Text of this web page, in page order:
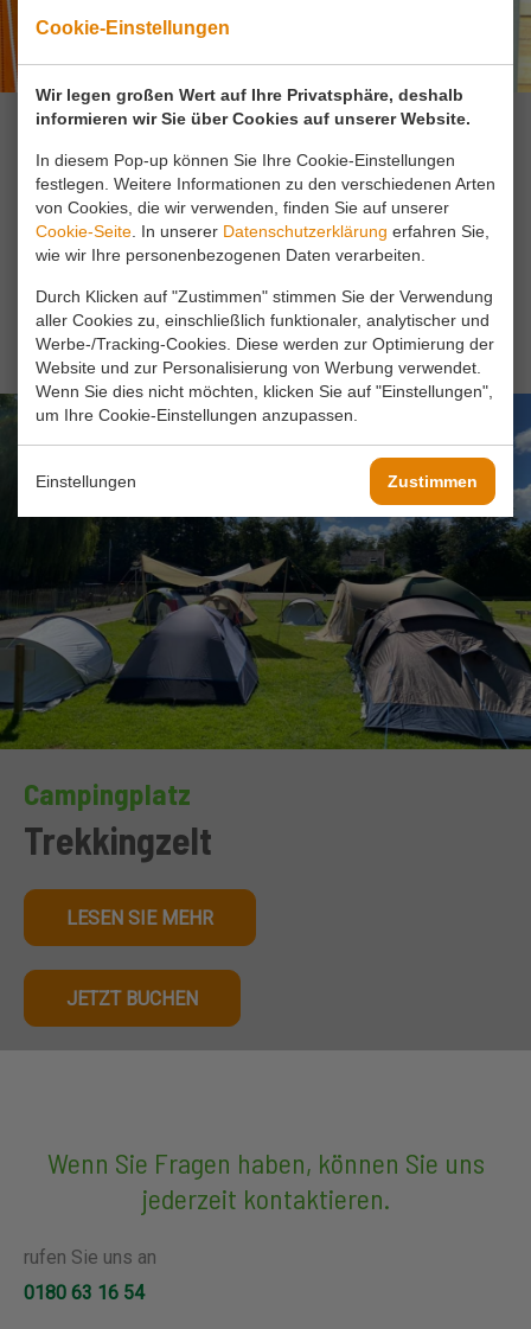
Cookie-Einstellungen
Wir legen großen Wert auf Ihre Privatsphäre, deshalb
informieren wir Sie über Cookies auf unserer Website.
In diesem Pop-up können Sie Ihre Cookie-Einstellungen
festlegen. Weitere Informationen zu den verschiedenen Arten
von Cookies, die wir verwenden, finden Sie auf unserer
Cookie-Seite . In unserer Datenschutzerklärung erfahren Sie,
wie wir Ihre personenbezogenen Daten verarbeiten.
Durch Klicken auf "Zustimmen" stimmen Sie der Verwendung
aller Cookies zu, einschließlich funktionaler, analytischer und
Werbe-/Tracking-Cookies. Diese werden zur Optimierung der
Website und zur Personalisierung von Werbung verwendet.
Wenn Sie dies nicht möchten, klicken Sie auf "Einstellungen",
um Ihre Cookie-Einstellungen anzupassen.
Einstellungen Zustimmen
Campingplatz
Wanderhütten
LESEN SIE MEHR
JETZT BUCHEN
Campingplatz
Trekkingzelt
LESEN SIE MEHR
JETZT BUCHEN
Wenn Sie Fragen haben, können Sie uns
jederzeit kontaktieren.
rufen Sie uns an
0180 63 16 54